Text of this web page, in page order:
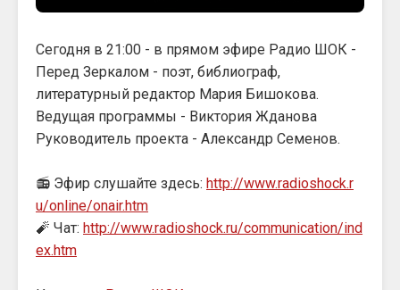
Сегодня в 21:00 - в прямом эфире Радио ШОК -
Перед Зеркалом - поэт, библиограф,
литературный редактор Мария Бишокова.
Ведущая программы - Виктория Жданова
Руководитель проекта - Александр Семенов.
📻 Эфир слушайте здесь: http://www.radioshock.r
u/online/onair.htm
🧨 Чат: http://www.radioshock.ru/communication/ind
ex.htm